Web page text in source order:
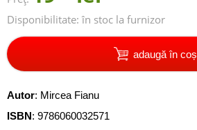
Disponibilitate: în stoc la furnizor
adaugă în coș
Autor: Mircea Fianu
ISBN: 9786060032571